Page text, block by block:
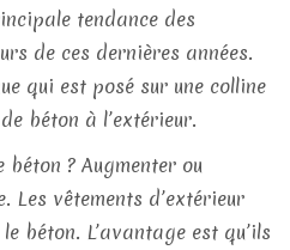
tendance des
de ces dernières années.
qui est posé sur une colline
béton à l’extérieur.
béton ? Augmenter ou
Les vêtements d’extérieur
béton. L’avantage est qu’ils